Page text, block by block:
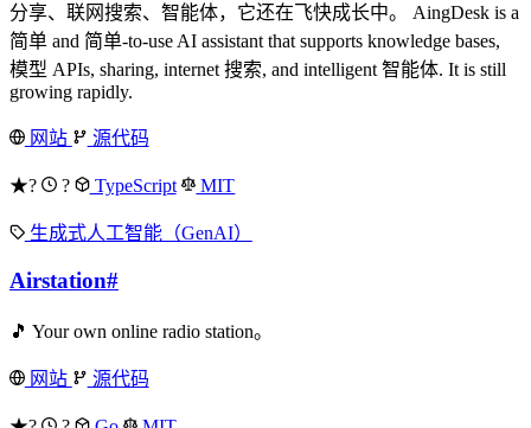
分享、联网搜索、智能体，它还在飞快成长中。 AingDesk is a
简单 and 简单-to-use AI assistant that supports knowledge bases,
模型 APIs, sharing, internet 搜索, and intelligent 智能体. It is still
growing rapidly.
网站 源代码
★? ? TypeScript MIT
生成式人工智能（GenAI）
Airstation#
🎵 Your own online radio station。
网站 源代码